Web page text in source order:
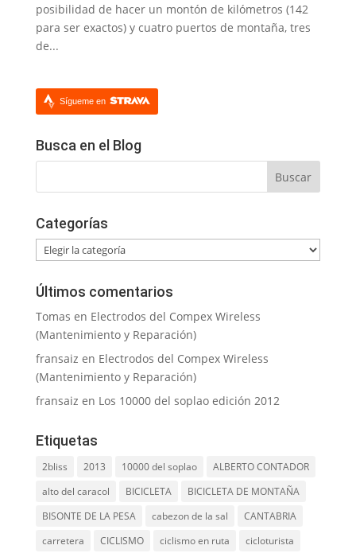
posibilidad de hacer un montón de kilómetros (142
para ser exactos) y cuatro puertos de montaña, tres
de...
Sígueme en
Busca en el Blog
Categorías
Categorías
Últimos comentarios
Tomas en Electrodos del Compex Wireless
(Mantenimiento y Reparación)
fransaiz en Electrodos del Compex Wireless
(Mantenimiento y Reparación)
fransaiz en Los 10000 del soplao edición 2012
Etiquetas
2bliss 2013 10000 del soplao
ALBERTO CONTADOR
alto del caracol
BICICLETA
BICICLETA DE MONTAÑA
BISONTE DE LA PESA
cabezon de la sal
CANTABRIA
carretera
CICLISMO ciclismo en ruta cicloturista